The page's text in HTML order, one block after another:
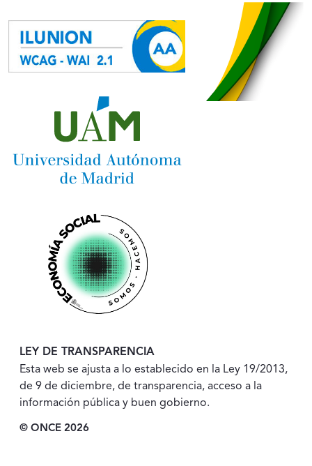
LEY DE TRANSPARENCIA
Esta web se ajusta a lo establecido en la Ley 19/2013,
de 9 de diciembre, de transparencia, acceso a la
información pública y buen gobierno.
© ONCE 2026